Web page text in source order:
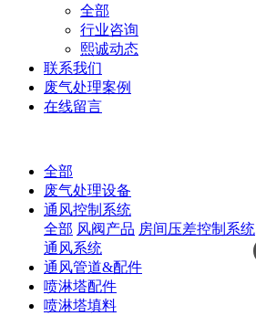
全部
行业咨询
熙诚动态
联系我们
废气处理案例
在线留言
全部
废气处理设备
通风控制系统
全部 风阀产品 房间压差控制系统
通风系统
通风管道&配件
喷淋塔配件
喷淋塔填料